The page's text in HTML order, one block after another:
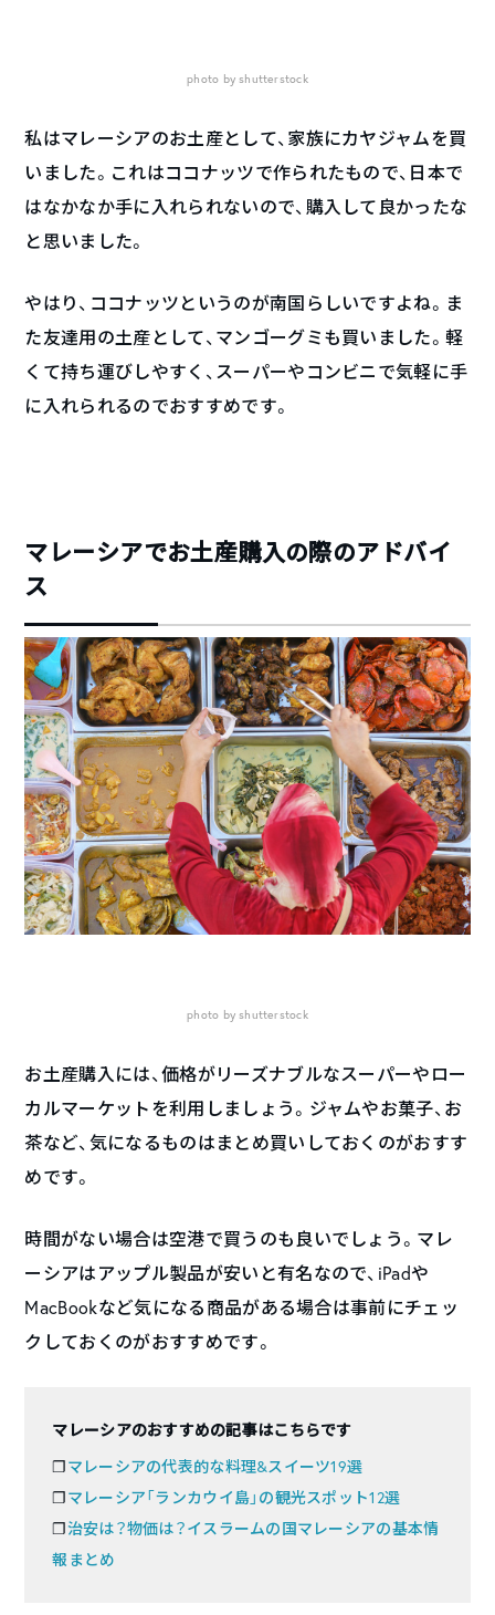
photo by shutterstock
私はマレーシアのお土産として、家族にカヤジャムを買
いました。これはココナッツで作られたもので、日本で
はなかなか手に入れられないので、購入して良かったな
と思いました。
やはり、ココナッツというのが南国らしいですよね。ま
た友達用の土産として、マンゴーグミも買いました。軽
くて持ち運びしやすく、スーパーやコンビニで気軽に手
に入れられるのでおすすめです。
マレーシアでお土産購入の際のアドバイ
ス
photo by shutterstock
お土産購入には、価格がリーズナブルなスーパーやロー
カルマーケットを利用しましょう。ジャムやお菓子、お
茶など、気になるものはまとめ買いしておくのがおすす
めです。
時間がない場合は空港で買うのも良いでしょう。マレ
ーシアはアップル製品が安いと有名なので、iPadや
MacBookなど気になる商品がある場合は事前にチェッ
クしておくのがおすすめです。
マレーシアのおすすめの記事はこちらです
❐マレーシアの代表的な料理&スイーツ19選
❐マレーシア「ランカウイ島」の観光スポット12選
❐治安は？物価は？イスラームの国マレーシアの基本情
報まとめ